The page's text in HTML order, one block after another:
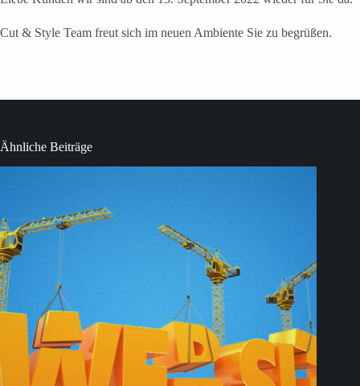
Cut & Style Team freut sich im neuen Ambiente Sie zu begrüßen.
Ähnliche Beiträge